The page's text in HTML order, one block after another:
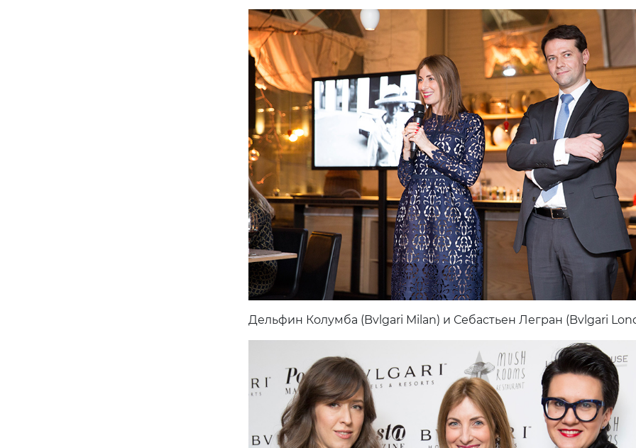
Дельфин Колумба (Bvlgari Milan) и Себастьен Легран (Bvlgari